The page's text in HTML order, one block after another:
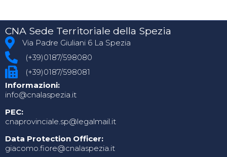
CNA Sede Territoriale della Spezia
Via Padre Giuliani 6 La Spezia
(+39)0187/598080
(+39)0187/598081
Informazioni:
info@cnalaspezia.it
PEC:
cnaprovinciale.sp@legalmail.it
Data Protection Officer:
giacomo.fiore@cnalaspezia.it